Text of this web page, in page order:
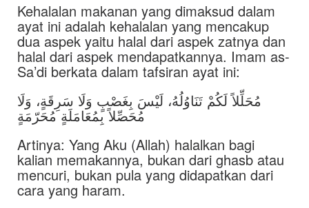
Kehalalan makanan yang dimaksud dalam
ayat ini adalah kehalalan yang mencakup
dua aspek yaitu halal dari aspek zatnya dan
halal dari aspek mendapatkannya. Imam as-
Sa’di berkata dalam tafsiran ayat ini:
مُحَلِّلاً لَكُمْ تَنَاوُلُهُ، لَيْسَ بِغَصْبٍ وَلَا سَرِقَةٍ، وَلَا
مُحَصِّلاً بِمُعَامَلَةٍ مُحَرّمَةٍ
Artinya: Yang Aku (Allah) halalkan bagi
kalian memakannya, bukan dari ghasb atau
mencuri, bukan pula yang didapatkan dari
cara yang haram.